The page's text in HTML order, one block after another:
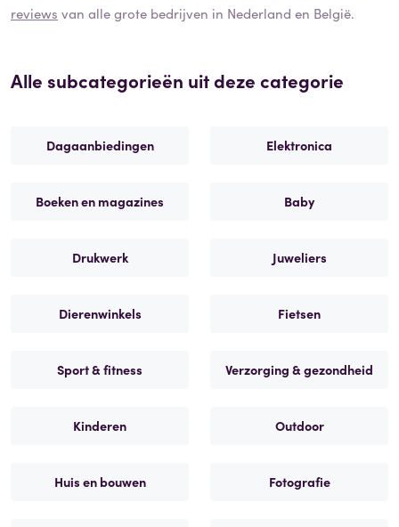
reviews van alle grote bedrijven in Nederland en België.
Alle subcategorieën uit deze categorie
Dagaanbiedingen Elektronica
Boeken en magazines Baby
Drukwerk Juweliers
Dierenwinkels Fietsen
Sport & fitness Verzorging & gezondheid
Kinderen Outdoor
Huis en bouwen Fotografie